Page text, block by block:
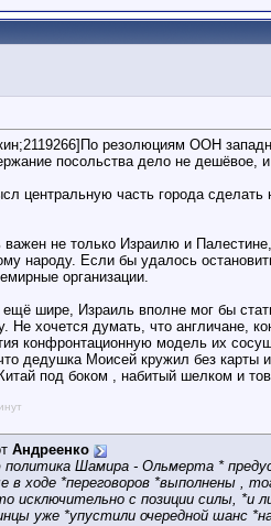
резолюциям ООН
посольства дело не дешёвое,
центральную часть города
важен не только Израилю и
народу. Если бы удалось
организации.
шире, Израиль вполне мог бы
Не хочется думать, что англичане,
конфронтационную модель их
дедушка Моисей кружил без
под боком , набитый шелком и
Андреенко
политика Шамира - Ольмерта *
в ходе *переговоров *выполнены ,
исключительно с позиции силы, *и
уже *упустили очередной шанс